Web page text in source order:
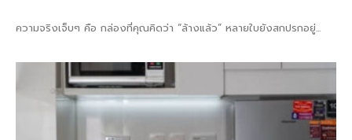
ความจริงเจ็บๆ คือ กล่องที่คุณคิดว่า “ล้างแล้ว” หลายใบยังสกปรกอยู่...